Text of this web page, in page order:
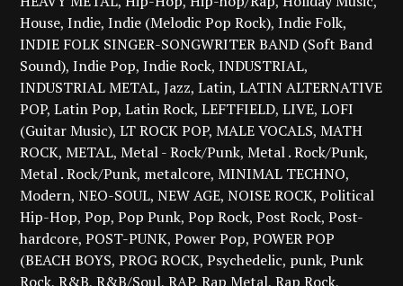
House Indie Indie (Melodic Pop Rock) Indie Folk
INDIE FOLK SINGER-SONGWRITER BAND (Soft Band
Sound) Indie Pop Indie Rock INDUSTRIAL
INDUSTRIAL METAL Jazz Latin LATIN ALTERNATIVE
POP Latin Pop Latin Rock LEFTFIELD LIVE LOFI
(Guitar Music) LT ROCK POP MALE VOCALS MATH
ROCK METAL Metal - Rock/Punk Metal . Rock/Punk
Metal . Rock/Punk metalcore MINIMAL TECHNO
Modern NEO-SOUL NEW AGE NOISE ROCK Political
Hip-Hop Pop Pop Punk Pop Rock Post Rock Post-
hardcore POST-PUNK Power Pop POWER POP
(BEACH BOYS PROG ROCK Psychedelic punk Punk
Rock R&B R&B/Soul RAP Rap Metal Rap Rock